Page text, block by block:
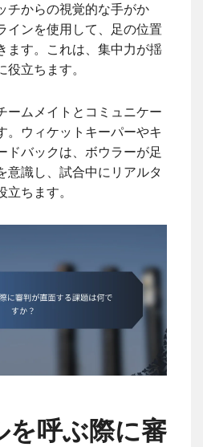
チからの視覚的な手がか
インを使用して、足の位置
ます。これは、集中力が揺
立ちます。
ームメイトとコミュニケー
。ウィケットキーパーやキ
ドバックは、ボウラーが足
意識し、試合中にリアルタ
ちます。
を呼ぶ際に審